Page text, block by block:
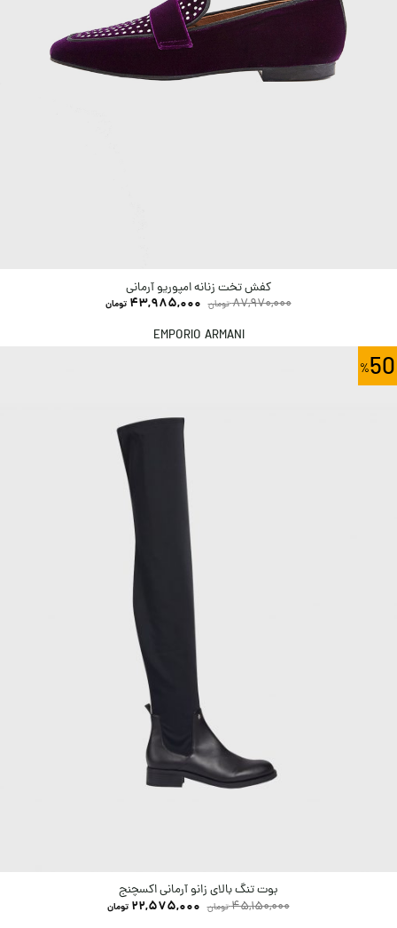
کفش تخت زنانه امپوریو آرمانی
87,970,000 تومان 43,985,000 تومان
EMPORIO ARMANI
50
بوت تنگ بالای زانو آرمانی اکسچنج
45,150,000 تومان 22,575,000 تومان